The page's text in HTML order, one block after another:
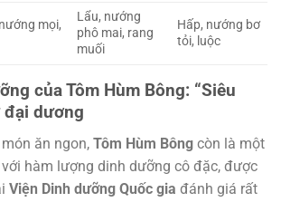
mọi,
Lẩu, nướng
phô mai, rang
muối
Hấp, nướng bơ
tỏi, luộc
của Tôm Hùm Bông: “Siêu
đại dương
ăn ngon, Tôm Hùm Bông còn là một
với hàm lượng dinh dưỡng cô đặc, được
Viện Dinh dưỡng Quốc gia đánh giá rất